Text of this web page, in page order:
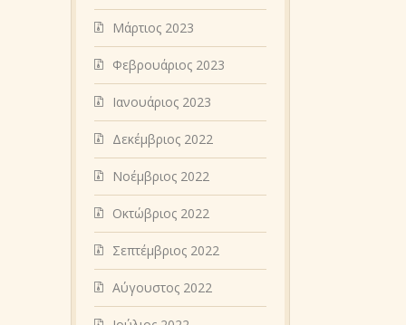
Μάρτιος 2023
Φεβρουάριος 2023
Ιανουάριος 2023
Δεκέμβριος 2022
Νοέμβριος 2022
Οκτώβριος 2022
Σεπτέμβριος 2022
Αύγουστος 2022